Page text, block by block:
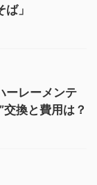
」
ーレーメンテ
換と費用は？